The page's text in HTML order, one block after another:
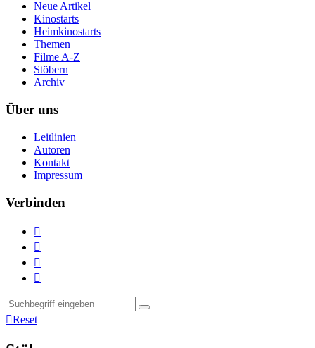
Neue Artikel
Kinostarts
Heimkinostarts
Themen
Filme A-Z
Stöbern
Archiv
Über uns
Leitlinien
Autoren
Kontakt
Impressum
Verbinden




Reset